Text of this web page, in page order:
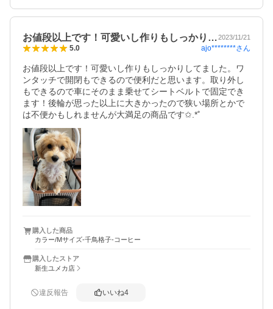
お値段以上です！可愛いし作りもしっかり…2023/11/21
5.0 ajo********さん
お値段以上です！可愛いし作りもしっかりしてました。ワ
ンタッチで開閉もできるので便利だと思います。取り外し
もできるので車にそのまま乗せてシートベルトで固定でき
ます！後輪が思った以上に大きかったので狭い場所とかで
は不便かもしれませんが大満足の商品です✩.*˚
購入した商品
カラー/Mサイズ-千鳥格子-コーヒー
購入したストア
新生ユメカ店
違反報告 いいね4